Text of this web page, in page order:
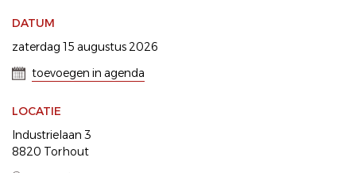
DATUM
zaterdag 15 augustus 2026
toevoegen in agenda
LOCATIE
Industrielaan 3
8820 Torhout